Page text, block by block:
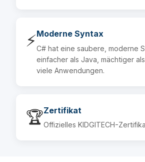
⚡Moderne Syntax
C# hat eine saubere, moderne
einfacher als Java, mächtiger
viele Anwendungen.
🏆Zertifikat
Offizielles KIDGITECH-